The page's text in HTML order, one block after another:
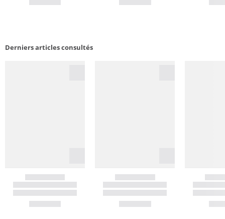
Derniers articles consultés